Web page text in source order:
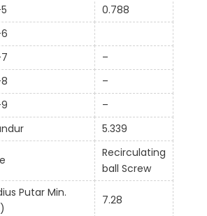
0.788
–
–
–
5.339
Recirculating
ball Screw
Putar Min.
7.28